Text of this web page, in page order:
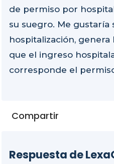
de permiso por
su suegro. Me gustaría
hospitalización,
que el ingreso
corresponde el
Compartir
Respuesta de